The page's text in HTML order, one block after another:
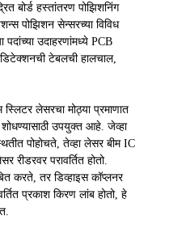
बोर्ड हस्तांतरण पोझिशनिंग
पोझिशन सेन्सरच्या विविध
उदाहरणांमध्ये PCB
टेबलची हालचाल,
लेसरचा मोठ्या प्रमाणात
उपयुक्त आहे. जेव्हा
पोहोचते, तेव्हा लेसर बीम IC
रीडरवर परावर्तित होतो.
करते, तर डिव्हाइस कॉप्लनर
प्रकाश किरण लांब होतो, हे